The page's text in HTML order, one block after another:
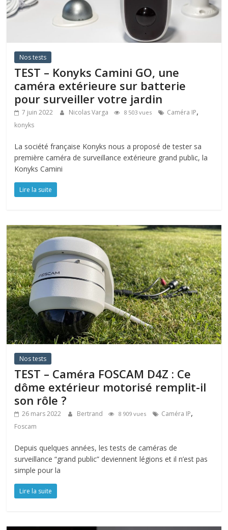
Nos tests
TEST – Konyks Camini GO, une
caméra extérieure sur batterie
pour surveiller votre jardin
7 juin 2022 Nicolas Varga 8 503 vues Caméra IP,
konyks
La société française Konyks nous a proposé de tester sa
première caméra de surveillance extérieure grand public, la
Konyks Camini
Lire la suite
Nos tests
TEST – Caméra FOSCAM D4Z : Ce
dôme extérieur motorisé remplit-il
son rôle ?
26 mars 2022 Bertrand 8 909 vues Caméra IP,
Foscam
Depuis quelques années, les tests de caméras de
surveillance “grand public” deviennent légions et il n’est pas
simple pour la
Lire la suite